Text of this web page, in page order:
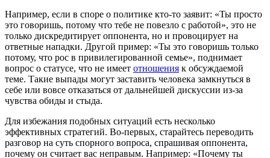
Например, если в споре о политике кто-то заявит: «Ты просто
это говоришь, потому что тебе не повезло с работой», это не
только дискредитирует оппонента, но и провоцирует на
ответные нападки. Другой пример: «Ты это говоришь только
потому, что рос в привилегированной семье», поднимает
вопрос о статусе, что не имеет отношения к обсуждаемой
теме. Такие выпады могут заставить человека замкнуться в
себе или вовсе отказаться от дальнейшей дискуссии из-за
чувства обиды и стыда.
Для избежания подобных ситуаций есть несколько
эффективных стратегий. Во-первых, старайтесь переводить
разговор на суть спорного вопроса, спрашивая оппонента,
почему он считает вас неправым. Например: «Почему ты